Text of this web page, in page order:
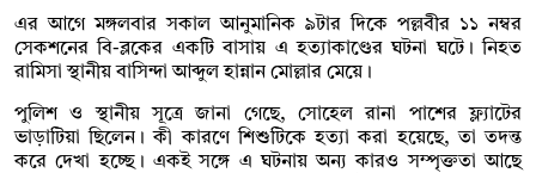
এর আগে মঙ্গলবার সকাল আনুমানিক ৯টার দিকে পল্লবীর ১১ নম্বর
সেকশনের বি-ব্লকের একটি বাসায় এ হত্যাকাণ্ডের ঘটনা ঘটে। নিহত
রামিসা স্থানীয় বাসিন্দা আব্দুল হান্নান মোল্লার মেয়ে।
পুলিশ ও স্থানীয় সূত্রে জানা গেছে, সোহেল রানা পাশের ফ্ল্যাটের
ভাড়াটিয়া ছিলেন। কী কারণে শিশুটিকে হত্যা করা হয়েছে, তা তদন্ত
করে দেখা হচ্ছে। একই সঙ্গে এ ঘটনায় অন্য কারও সম্পৃক্ততা আছে